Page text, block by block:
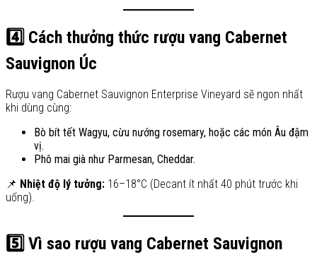
4️⃣ Cách thưởng thức rượu vang Cabernet
Sauvignon Úc
Rượu vang Cabernet Sauvignon Enterprise Vineyard sẽ ngon nhất
khi dùng cùng:
Bò bít tết Wagyu, cừu nướng rosemary, hoặc các món Âu đậm
vị.
Phô mai già như Parmesan, Cheddar.
📌 Nhiệt độ lý tưởng: 16–18°C (Decant ít nhất 40 phút trước khi
uống).
5️⃣ Vì sao rượu vang Cabernet Sauvignon